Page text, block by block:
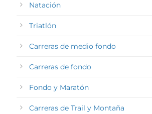
Natación
Triatlón
Carreras de medio fondo
Carreras de fondo
Fondo y Maratón
Carreras de Trail y Montaña